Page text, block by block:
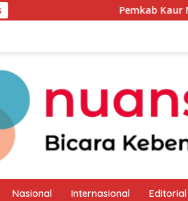
Pemkab Kaur Mulai Petakan
Nasional Internasional Editorial